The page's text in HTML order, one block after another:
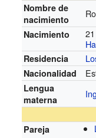
Nombre de
nacimiento
Nacimiento
Residencia
Nacionalidad
Lengua
materna
Pareja